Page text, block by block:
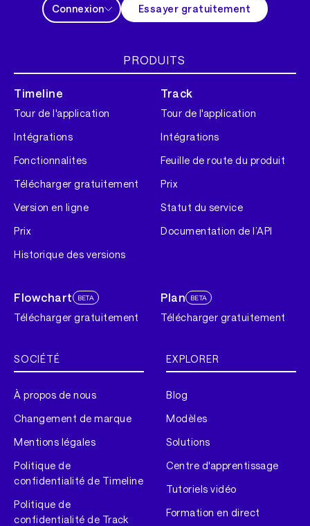
Connexion Essayer gratuitement
PRODUITS
Timeline
Tour de l'application
Intégrations
Fonctionnalites
Télécharger gratuitement
Version en ligne
Prix
Historique des versions
Track
Tour de l'application
Intégrations
Feuille de route du produit
Prix
Statut du service
Documentation de l’API
Flowchart BETA
Télécharger gratuitement
Plan BETA
Télécharger gratuitement
SOCIÉTÉ
À propos de nous
Changement de marque
Mentions légales
Politique de
confidentialité de Timeline
Politique de
confidentialité de Track
EXPLORER
Blog
Modèles
Solutions
Centre d'apprentissage
Tutoriels vidéo
Formation en direct